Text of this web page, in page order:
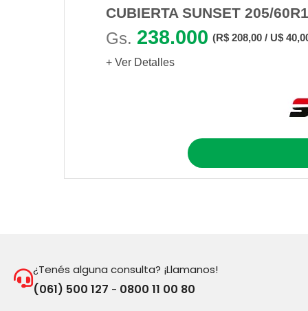
CUBIERTA SUNSET 205/
Gs. 238.000 (R$ 208,00 / U$
+ Ver Detalles
¿Tenés alguna consulta? ¡Llamanos!
(061) 500 127 - 0800 11 00 80